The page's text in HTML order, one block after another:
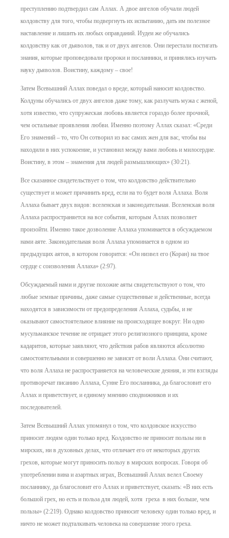
преступлению подтвердил сам Аллах. А двое ангелов обучали людей
колдовству для того, чтобы подвергнуть их испытанию, дать им полезное
наставление и лишить их любых оправданий. Иудеи же обучались
колдовству как от дьяволов, так и от двух ангелов. Они перестали постигать
знания, которые проповедовали пророки и посланники, и принялись изучать
науку дьяволов. Воистину, каждому – свое!
Затем Всевышний Аллах поведал о вреде, который наносит колдовство.
Колдуны обучались от двух ангелов даже тому, как разлучать мужа с женой,
хотя известно, что супружеская любовь является гораздо более прочной,
чем остальные проявления любви. Именно поэтому Аллах сказал: «Среди
Его знамений – то, что Он сотворил из вас самих жен для вас, чтобы вы
находили в них успокоение, и установил между вами любовь и милосердие.
Воистину, в этом – знамения для людей размышляющих» (30:21).
Все сказанное свидетельствует о том, что колдовство действительно
существует и может причинить вред, если на то будет воля Аллаха. Воля
Аллаха бывает двух видов: вселенская и законодательная. Вселенская воля
Аллаха распространяется на все события, которым Аллах позволяет
произойти. Именно такое дозволение Аллаха упоминается в обсуждаемом
нами аяте. Законодательная воля Аллаха упоминается в одном из
предыдущих аятов, в котором говорится: «Он низвел его (Коран) на твое
сердце с соизволения Аллаха» (2:97).
Обсуждаемый нами и другие похожие аяты свидетельствуют о том, что
любые земные причины, даже самые существенные и действенные, всегда
находятся в зависимости от предопределения Аллаха, судьбы, и не
оказывают самостоятельное влияние на происходящее вокруг. Ни одно
мусульманское течение не отрицает этого религиозного принципа, кроме
кадаритов, которые заявляют, что действия рабов являются абсолютно
самостоятельными и совершенно не зависят от воли Аллаха. Они считают,
что воля Аллаха не распространяется на человеческие деяния, и эти взгляды
противоречат писанию Аллаха, Сунне Его посланника, да благословит его
Аллах и приветствует, и единому мнению сподвижников и их
последователей.
Затем Всевышний Аллах упомянул о том, что колдовское искусство
приносит людям один только вред. Колдовство не приносит пользы ни в
мирских, ни в духовных делах, что отличает его от некоторых других
грехов, которые могут приносить пользу в мирских вопросах. Говоря об
употреблении вина и азартных играх, Всевышний Аллах велел Своему
посланнику, да благословит его Аллах и приветствует, сказать: «В них есть
большой грех, но есть и польза для людей, хотя греха в них больше, чем
пользы» (2:219). Однако колдовство приносит человеку один только вред, и
ничто не может подталкивать человека на совершение этого греха.